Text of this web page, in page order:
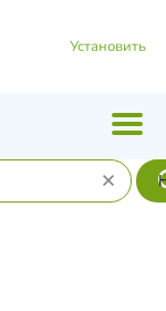
Установить